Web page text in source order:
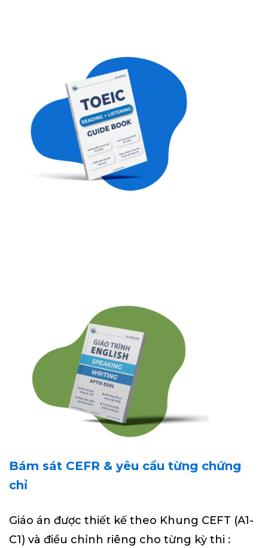
Bám sát CEFR & yêu cầu từng chứng
chỉ
Giáo án được thiết kế theo Khung CEFT (A1-
C1) và điều chỉnh riêng cho từng kỳ thi :